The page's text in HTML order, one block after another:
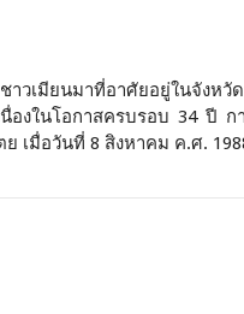
าวเมียนมาที่อาศัยอยู่ในจัง
องในโอกาสครบรอบ 34 ปี
เมื่อวันที่ 8 สิงหาคม ค.ศ.